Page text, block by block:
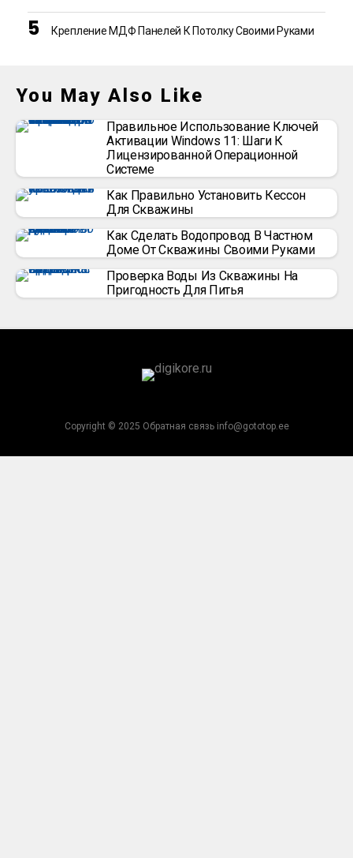
Крепление МДФ Панелей К Потолку Своими Руками
You May Also Like
Правильное Использование Ключей
Активации Windows 11: Шаги К
Лицензированной Операционной
Системе
Как Правильно Установить Кессон
Для Скважины
Как Сделать Водопровод В Частном
Доме От Скважины Своими Руками
Проверка Воды Из Скважины На
Пригодность Для Питья
Copyright © 2025 Обратная связь info@gototop.ee